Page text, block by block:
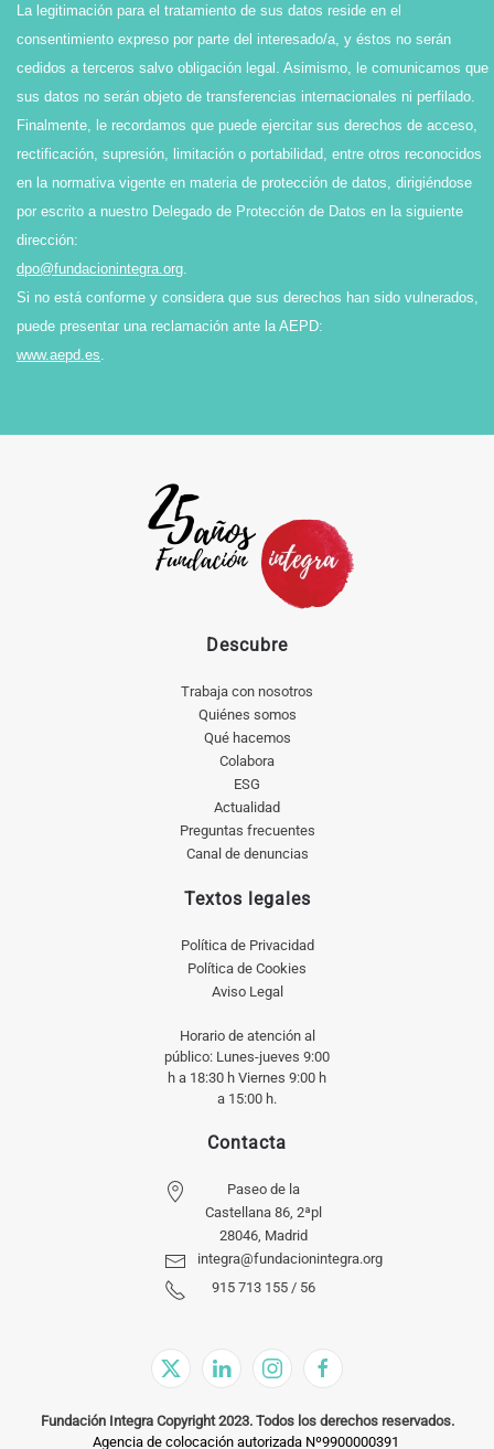
La legitimación para el tratamiento de sus datos reside en el
consentimiento expreso por parte del interesado/a, y éstos no serán
cedidos a terceros salvo obligación legal. Asimismo, le comunicamos que
sus datos no serán objeto de transferencias internacionales ni perfilado.
Finalmente, le recordamos que puede ejercitar sus derechos de acceso,
rectificación, supresión, limitación o portabilidad, entre otros reconocidos
en la normativa vigente en materia de protección de datos, dirigiéndose
por escrito a nuestro Delegado de Protección de Datos en la siguiente
dirección:
dpo@fundacionintegra.org
Si no está conforme y considera que sus derechos han sido vulnerados,
puede presentar una reclamación ante la AEPD:
www.aepd.es
Descubre
Trabaja con nosotros
Quiénes somos
Qué hacemos
Colabora
ESG
Actualidad
Preguntas frecuentes
Canal de denuncias
Textos legales
Política de Privacidad
Política de Cookies
Aviso Legal
Horario de atención al
público: Lunes-jueves 9:00
h a 18:30 h Viernes 9:00 h
a 15:00 h.
Contacta
Paseo de la
Castellana 86, 2ªpl
28046, Madrid
integra@fundacionintegra.org
915 713 155 / 56
Fundación Integra Copyright 2023. Todos los derechos reservados.
Agencia de colocación autorizada Nº9900000391